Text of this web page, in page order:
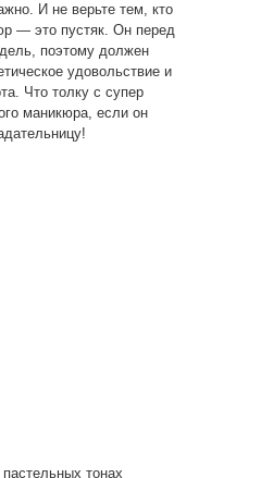
И не верьте тем, кто
— это пустяк. Он перед
поэтому должен
удовольствие и
Что толку с супер
маникюра, если он